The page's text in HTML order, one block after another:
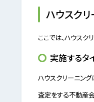
ハウスク
ここでは、ハウスク
実施するタ
ハウスクリーニン
査定をする不動産